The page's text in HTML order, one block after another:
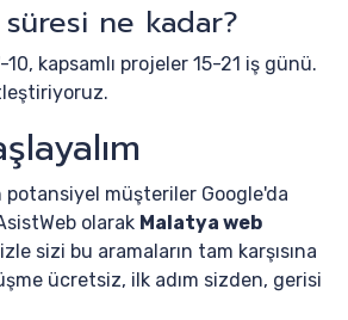
ne kadar?
kapsamlı projeler 15-21 iş günü.
potansiyel müşteriler Google'da
olarak Malatya web
sizi bu aramaların tam karşısına
ücretsiz, ilk adım sizden, gerisi